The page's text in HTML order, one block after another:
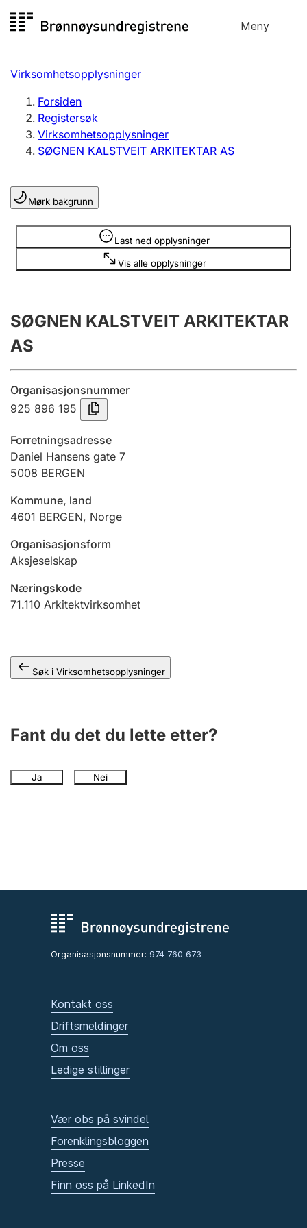
til
Meny
Registersøk
Aksjeselskap
Enkeltpersonforetak
Registrere, endre, slette
Lag og forening
Registrere, endre, slette
Årsregnskap
Innsending og forsinkelsesgebyr
Tinglysing
Jeger
Betaling og jegeravgiftskort
Ektepaktveileder
Offentlig sektor
Virksomhetsopplysninger
Forsiden
Registersøk
Virksomhetsopplysninger
SØGNEN KALSTVEIT ARKITEKTAR AS
Mørk bakgrunn
Last ned opplysninger
Vis alle opplysninger
Opplysninger er skjult
SØGNEN KALSTVEIT ARKITEKTAR
AS
Organisasjonsnummer
925 896 195
Forretningsadresse
Daniel Hansens gate 7
5008 BERGEN
Kommune, land
4601 BERGEN, Norge
Organisasjonsform
Aksjeselskap
Næringskode
71.110 Arkitektvirksomhet
Søk i Virksomhetsopplysninger
Fant du det du lette etter?
Ja Nei
Organisasjonsnummer: 974 760 673
Kontakt oss
Driftsmeldinger
Om oss
Ledige stillinger
Vær obs på svindel
Forenklingsbloggen
Presse
Finn oss på LinkedIn